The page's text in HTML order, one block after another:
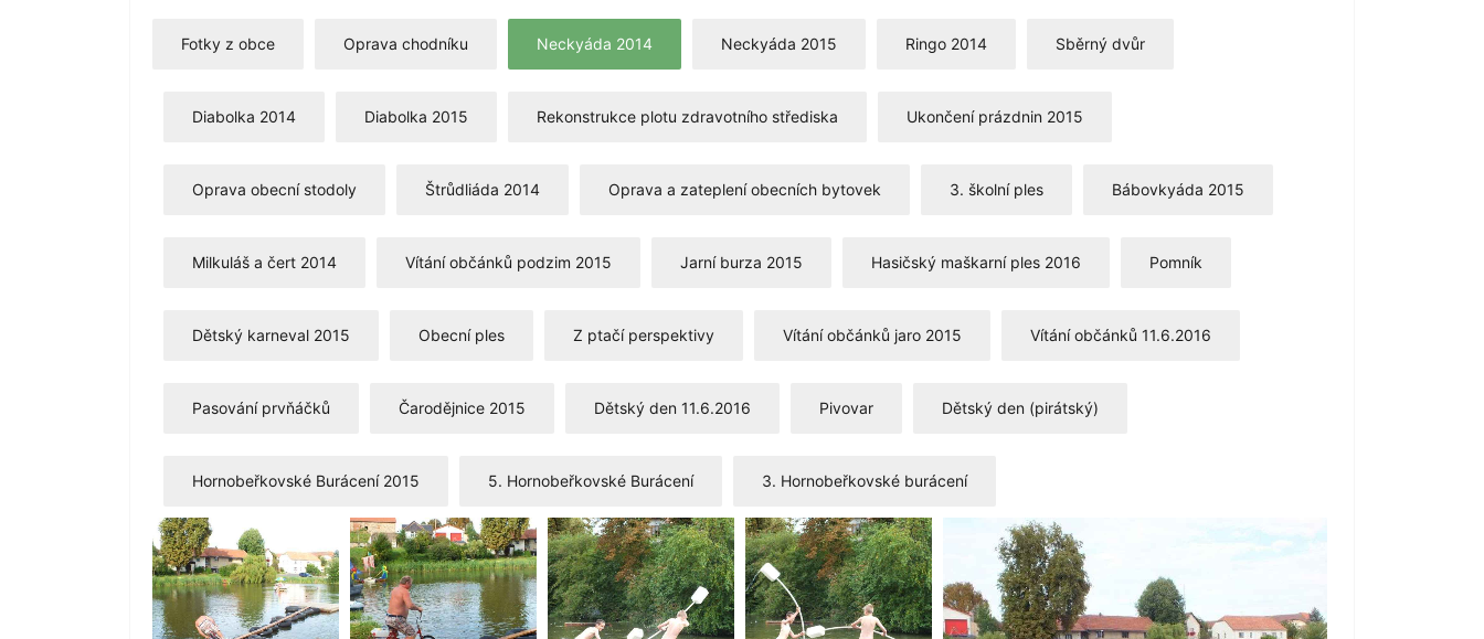
Fotky z obce Oprava chodníku Neckyáda 2014 Neckyáda 2015 Ringo 2014 Sběrný dvůr
Diabolka 2014 Diabolka 2015 Rekonstrukce plotu zdravotního střediska Ukončení prázdnin 2015
Oprava obecní stodoly Štrůdliáda 2014 Oprava a zateplení obecních bytovek 3. školní ples Bábovkyáda 2015
Milkuláš a čert 2014 Vítání občánků podzim 2015 Jarní burza 2015 Hasičský maškarní ples 2016 Pomník
Dětský karneval 2015 Obecní ples Z ptačí perspektivy Vítání občánků jaro 2015 Vítání občánků 11.6.2016
Pasování prvňáčků Čarodějnice 2015 Dětský den 11.6.2016 Pivovar Dětský den (pirátský)
Hornobeřkovské Burácení 2015 5. Hornobeřkovské Burácení 3. Hornobeřkovské burácení